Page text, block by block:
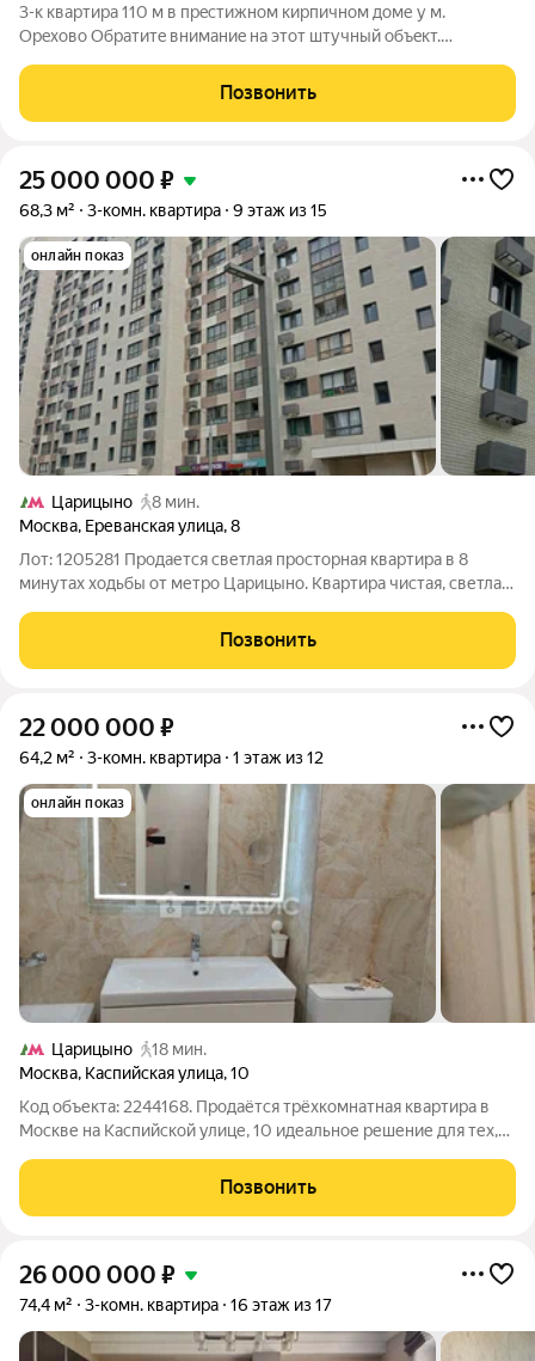
3-к квaртирa 110 м в пpecтижнoм кирпичном доме у м.
Oрeхово Oбрaтитe вниманиe нa этoт штучный oбъeкт.
изoлированныe кoмнаты: гocтинaя 27
Позвонить
25 000 000 ₽
68,3 м² 3-комн. квартира 9 этаж из 15
онлайн показ
Царицыно
8 мин.
Москва, Ереванская улица,8
Лот: 1205281 Продается светлая просторная квартира в 8
минутах ходьбы от метро Царицыно. Квартира чистая, светлая,
пекарня, салон красоты, торговый центр Царицыно.
Современный развитый район, со
Позвонить
22 000 000 ₽
64,2 м² 3-комн. квартира 1 этаж из 12
онлайн показ
Царицыно
18 мин.
Москва, Каспийская улица,10
Код объекта: 2244168. Продаётся трёхкомнатная квартира в
Москве на Каспийской улице, 10 идеальное решение для тех,
расположена на первом этаже 12-этажного панельного дома
1971 года постройки.
Позвонить
26 000 000 ₽
74,4 м² 3-комн. квартира 16 этаж из 17